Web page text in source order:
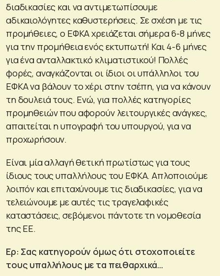
διαδικασίες και να αντιμετωπίσουμε
αδικαιολόγητες καθυστερήσεις. Σε σχέση με τις
προμήθειες, ο ΕΦΚΑ χρειάζεται σήμερα 6-8 μήνες
για την προμήθεια ενός εκτυπωτή! Και 4-6 μήνες
για ένα ανταλλακτικό κλιματιστικού! Πολλές
φορές, αναγκάζονται οι ίδιοι οι υπάλληλοι του
ΕΦΚΑ να βάλουν το χέρι στην τσέπη, για να κάνουν
τη δουλειά τους. Ενώ, για πολλές κατηγορίες
προμηθειών που αφορούν λειτουργικές ανάγκες,
απαιτείται η υπογραφή του υπουργού, για να
προχωρήσουν.
Είναι μία αλλαγή θετική πρωτίστως για τους
ίδιους τους υπαλλήλους του ΕΦΚΑ. Απλοποιούμε
λοιπόν και επιταχύνουμε τις διαδικασίες, για να
τελειώνουμε με αυτές τις τραγελαφικές
καταστάσεις, σεβόμενοι πάντοτε τη νομοθεσία
της ΕΕ.
Ερ: Σας κατηγορούν όμως ότι στοχοποιείτε
τους υπαλλήλους με τα πειθαρχικά…